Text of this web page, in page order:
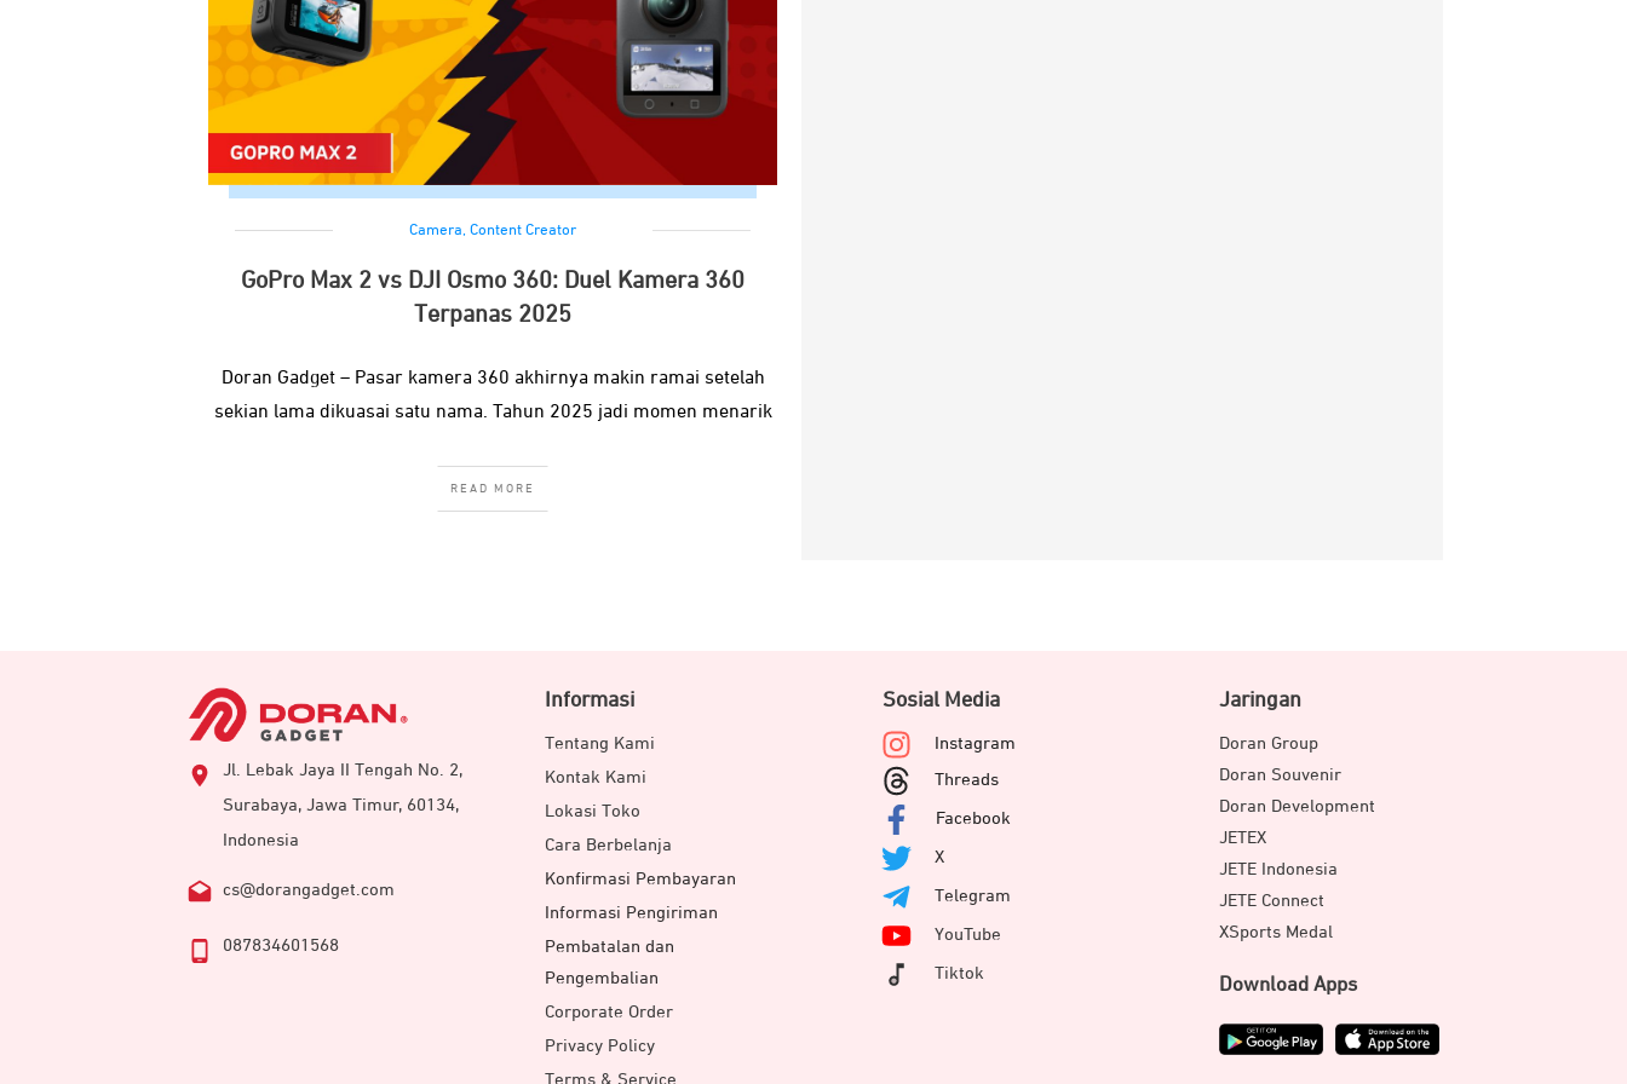
Camera, Content Creator
GoPro Max 2 vs DJI Osmo 360: Duel Kamera 360
Terpanas 2025
Doran Gadget – Pasar kamera 360 akhirnya makin ramai setelah
sekian lama dikuasai satu nama. Tahun 2025 jadi momen menarik
READ MORE
Jl. Lebak Jaya II Tengah No. 2,
Surabaya, Jawa Timur, 60134,
Indonesia
cs@dorangadget.com
087834601568
Informasi
Tentang Kami
Kontak Kami
Lokasi Toko
Cara Berbelanja
Konfirmasi Pembayaran
Informasi Pengiriman
Pembatalan dan
Pengembalian
Corporate Order
Privacy Policy
Terms & Service
Sosial Media
Instagram
Threads
Facebook
X
Telegram
YouTube
Tiktok
Jaringan
Doran Group
Doran Souvenir
Doran Development
JETEX
JETE Indonesia
JETE Connect
XSports Medal
Download Apps